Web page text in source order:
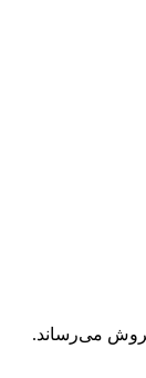
فروش می‌رساند.